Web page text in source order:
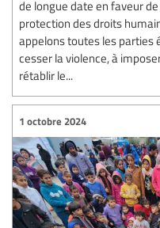
de longue date en faveur
protection des droits
appelons toutes les parties
cesser la violence, à
rétablir le...
1 octobre 2024